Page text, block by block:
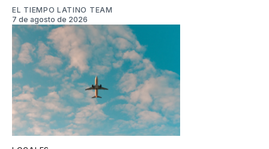
EL TIEMPO LATINO TEAM
7 de agosto de 2026